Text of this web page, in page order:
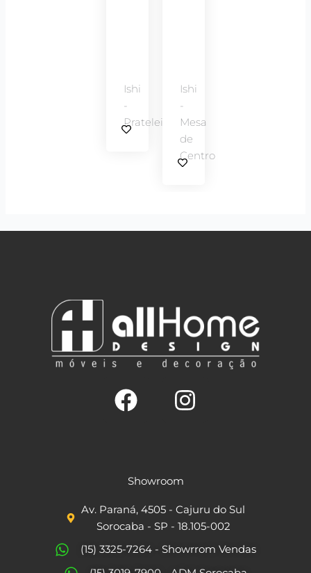
Ishi
-
Prateleira
Ishi
-
Mesa
de
Centro
c
e
b
o
t
a
g
Showroom
Av. Paraná, 4505 - Cajuru do Sul
Sorocaba - SP - 18.105-002
(15) 3325-7264 - Showrrom Vendas